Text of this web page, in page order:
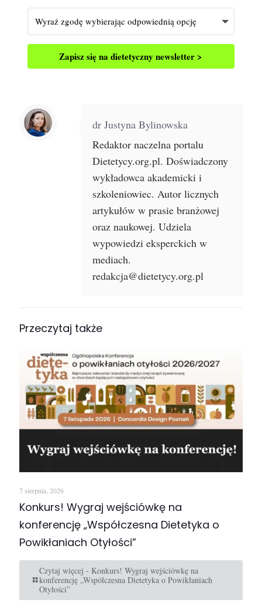
Zapisz się na dietetyczny newsletter >
dr Justyna Bylinowska
Redaktor naczelna portalu
Dietetycy.org.pl. Doświadczony
wykładowca akademicki i
szkoleniowiec. Autor licznych
artykułów w prasie branżowej
oraz naukowej. Udziela
wypowiedzi eksperckich w
mediach.
redakcja@dietetycy.org.pl
Przeczytaj także
7 sierpnia, 2026
Konkurs! Wygraj wejściówkę na
konferencję „Współczesna Dietetyka o
Powikłaniach Otyłości”
Czytaj więcej - Konkurs! Wygraj wejściówkę na
konferencję „Współczesna Dietetyka o Powikłaniach
Otyłości”